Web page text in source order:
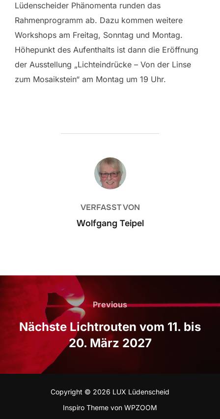
Lüdenscheider Phänomenta runden das
Rahmenprogramm ab. Dazu kommen weitere
Workshops am Freitag, Sonntag und Montag.
Höhepunkt des Aufenthalts ist dann die Eröffnung
der Ausstellung „Lichteindrücke – Von der Linse
zum Mosaikstein“ am Montag um 19 Uhr.
BEITRAGSAUTOR
VERFASST VON
Wolfgang Teipel
Beitrags-
Navigation
Previous
Previous
Nächste Lichtrouten vom 11. bis
20. März 2027
Copyright © 2026 LUX Lüdenscheid
Inspiro Theme von WPZOOM